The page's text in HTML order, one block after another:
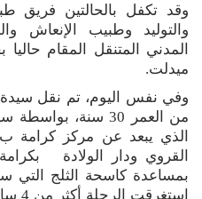
وقد تكفل بالحالتين فريق
والتوليد وطبيب الإنعاش
المدني المتنقل المقام حاليا
ميدلت.
وفي نفس اليوم، تم نقل سيدة
من العمر 30 سنة،
القروي ودار الولادة بكرامة
بمساعدة كاسحة الثلج التي